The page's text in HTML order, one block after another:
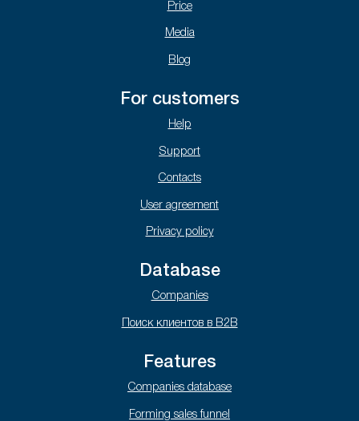
Price
Media
Blog
For customers
Help
Support
Contacts
User agreement
Privacy policy
Database
Companies
Поиск клиентов в B2B
Features
Companies database
Forming sales funnel